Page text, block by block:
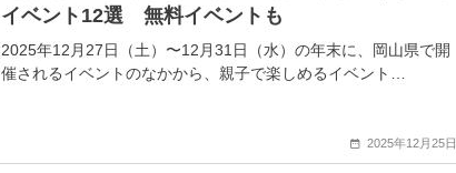
イベント12選 無料イベントも
2025年12月27日（土）〜12月31日（水）の年末に、岡山県で開
催されるイベントのなかから、親子で楽しめるイベント…
2025年12月25日